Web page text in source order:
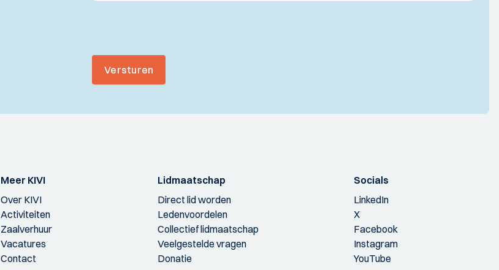
Versturen
Meer KIVI
Over KIVI
Activiteiten
Zaalverhuur
Vacatures
Contact
Lidmaatschap
Direct lid worden
Ledenvoordelen
Collectief lidmaatschap
Veelgestelde vragen
Donatie
Socials
LinkedIn
X
Facebook
Instagram
YouTube